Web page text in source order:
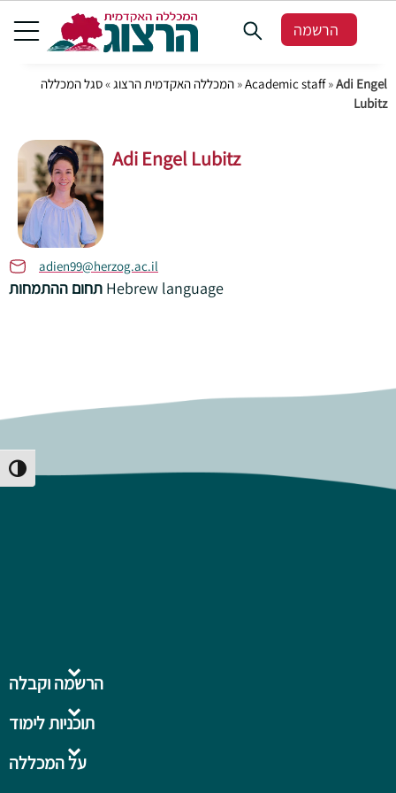
Toggle High Contrast
הרשמה
המכללה האקדמית הרצוג »סגל המכללה »Academic staff»Adi Engel
Lubitz
Adi Engel Lubitz
adien99@herzog.ac.il
Hebrew language
על המכללה
תוכניות לימוד
הרשמה וקבלה